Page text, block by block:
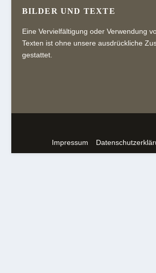
BILDER UND TEXTE
Eine Vervielfältigung oder Verwendung
Texten ist ohne unsere ausdrückliche
gestattet.
Impressum